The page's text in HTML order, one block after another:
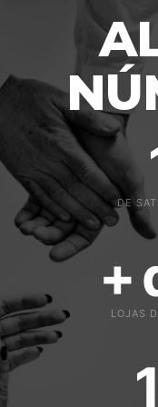
DE
+
LOJAS